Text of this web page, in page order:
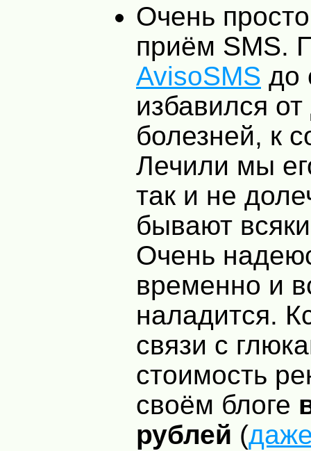
Очень
приём SMS.
AvisoSMS до
избавился от
болезней, к
Лечили мы
так и не
бывают
Очень
временно и
наладится.
связи с
стоимость
своём блоге
рублей (